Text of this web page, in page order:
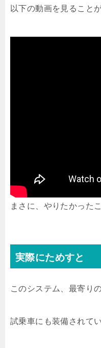
以下の動画を見ること
まさに、やりたかった
実際にためすと
このシステム、最寄り
試乗車にも装備されて